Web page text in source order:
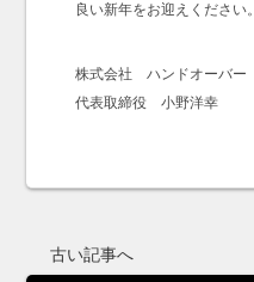
良い新年をお迎えください。
株式会社 ハンドオーバー
代表取締役 小野洋幸
古い記事へ